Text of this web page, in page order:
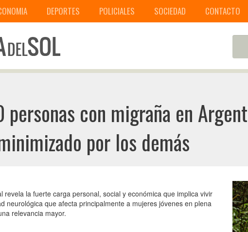
DEPORTES POLICIALES SOCIEDAD CONTACTO
personas con migraña en
por los demás
revela la fuerte carga personal, social y económica que implica vivir
neurológica que afecta principalmente a mujeres jóvenes en plena
relevancia mayor.